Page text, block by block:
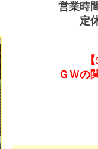
営業時
定
ＧＷの